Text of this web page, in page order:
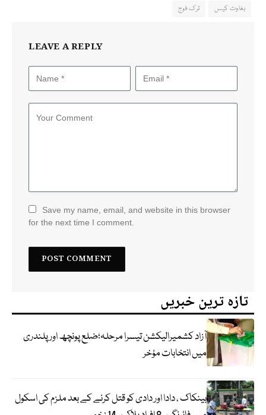
بغاوت کیس ترک فوج
LEAVE A REPLY
Save my name, email, and website in this browser
for the next time I comment.
تازہ ترین خبریں
آزاد کشمیرالیکشن تیسرا مرحلہ؛ضلع پونچھ اور پلندری
میں انتخابات مؤخر
بینکاک ، دادا اور دادی کو قتل کرنے کے بعد ملزم کی اسکول